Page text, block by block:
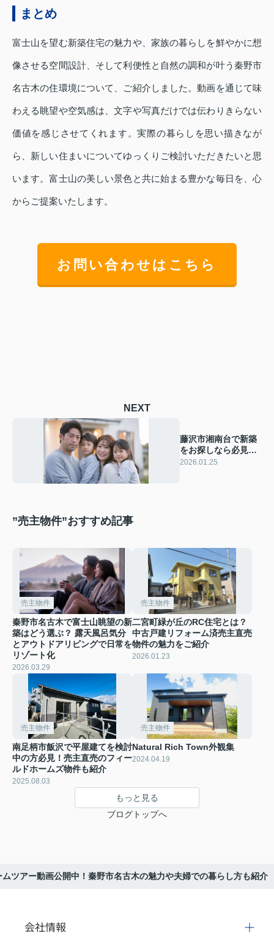
まとめ
富士山を望む新築住宅の魅力や、家族の暮らしを鮮やかに想
像させる空間設計、そして利便性と自然の調和が叶う秦野市
名古木の住環境について、ご紹介しました。動画を通じて味
わえる眺望や空気感は、文字や写真だけでは伝わりきらない
価値を感じさせてくれます。実際の暮らしを思い描きなが
ら、新しい住まいについてゆっくりご検討いただきたいと思
います。富士山の美しい景色と共に始まる豊かな毎日を、心
からご提案いたします。
お問い合わせはこちら
NEXT
藤沢市湘南台で新築
をお探しなら必見！
仲介手数料無料と長
2026.01.25
”売主物件”おすすめ記事
売主物件
秦野市名古木で富士山眺望の新
築はどう選ぶ？ 露天風呂気分
とアウトドアリビングで日常を
リゾート化
2026.03.29
売主物件
二宮町緑が丘のRC住宅とは？
中古戸建リフォーム済売主直売
物件の魅力をご紹介
2026.01.23
売主物件
南足柄市飯沢で平屋建てを検討
中の方必見！売主直売のフィー
ルドホームズ物件も紹介
2025.08.03
売主物件
Natural Rich Town外観集
2024.04.19
もっと見る
ブログトップへ
ツアー動画公開中！秦野市名古木の魅力や夫婦での暮らし方も紹介
会社情報